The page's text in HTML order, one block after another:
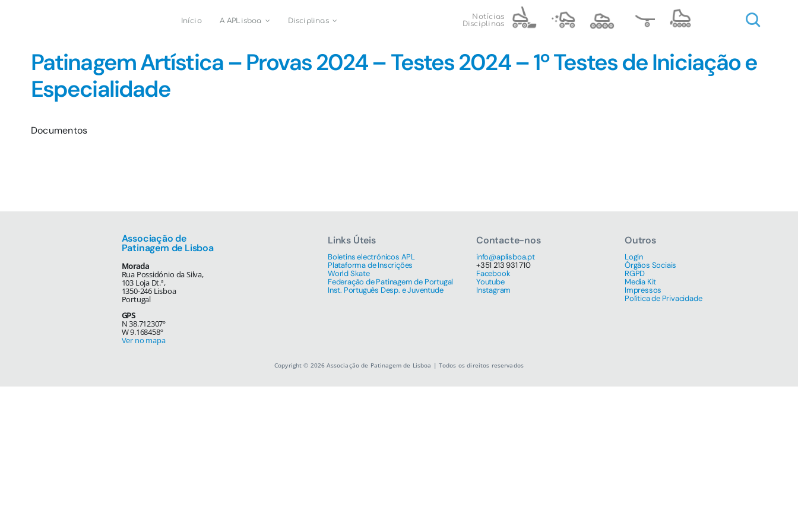
Início A APLisboa Disciplinas
Notícias
Disciplinas
Patinagem Artística – Provas 2024 – Testes 2024 – 1º Testes de Iniciação e
Especialidade
Documentos
Associação de
Patinagem de Lisboa
Morada
Rua Possidónio da Silva,
103 Loja Dt.ª,
1350-246 Lisboa
Portugal
GPS
N 38.712307º
W 9.168458º
Ver no mapa
Links Úteis
Boletins electrónicos APL
Plataforma de Inscrições
World Skate
Federação de Patinagem de Portugal
Inst. Português Desp. e Juventude
Contacte-nos
info@aplisboa.pt
+351 213 931 710
Facebook
Youtube
Instagram
Outros
Login
Órgãos Sociais
RGPD
Media Kit
Impressos
Política de Privacidade
Copyright © 2026 Associação de Patinagem de Lisboa | Todos os direitos reservados